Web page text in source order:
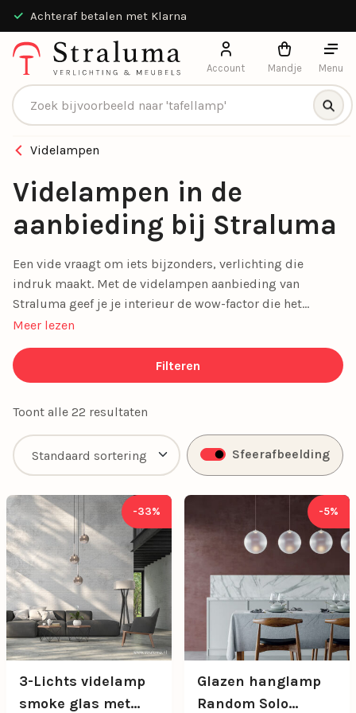
30 dagen bedenktijd
Producten zoeken
Account Mandje Menu
Videlampen
Videlampen in de
aanbieding bij Straluma
Een vide vraagt om iets bijzonders, verlichting die
indruk maakt. Met de videlampen aanbieding van
Straluma geef je je interieur de wow-factor die het
verdient. Onze selectie combineert design, kwaliteit en
kunt verlichten met stijl.
Meer lezen
Filteren
Toont alle 22 resultaten
Sfeerafbeelding
-33%
3-Lichts videlamp
smoke glas met
-5%
Glazen hanglamp
Random Solo